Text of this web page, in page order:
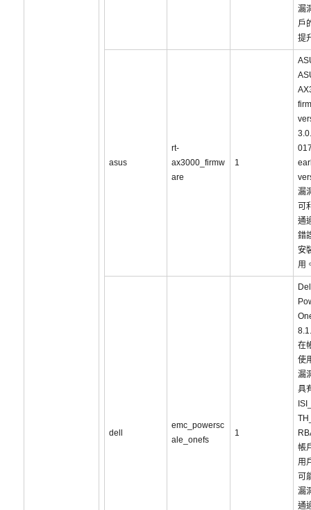
漏
戶
提
asus
rt-
ax3000_firmw
are
1
漏
可
通
錯
安
用
dell
emc_powersc
ale_onefs
1
在
使
漏
具
帳
用
可
漏
通